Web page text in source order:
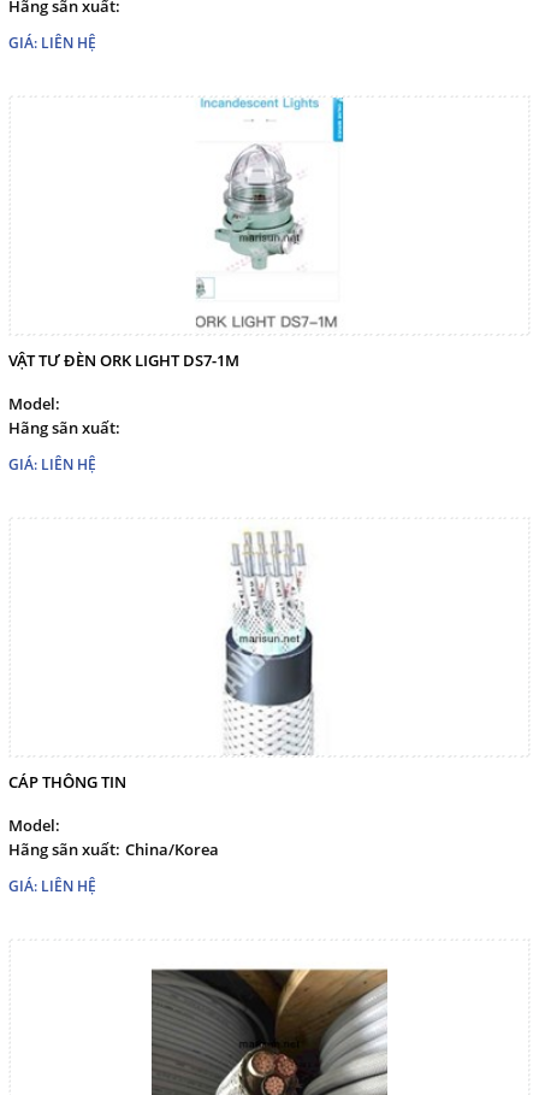
Hãng sãn xuất:
GIÁ: LIÊN HỆ
VẬT TƯ ĐÈN ORK LIGHT DS7-1M
Model:
Hãng sãn xuất:
GIÁ: LIÊN HỆ
CÁP THÔNG TIN
Model:
Hãng sãn xuất: China/Korea
GIÁ: LIÊN HỆ